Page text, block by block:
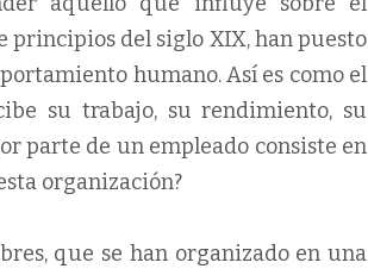
principios del siglo XIX, han puesto
humano. Así es como el
su trabajo, su rendimiento, su
parte de un empleado consiste en
organización?
que se han organizado en una